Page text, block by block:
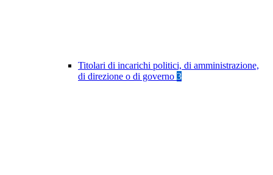
Titolari di incarichi politici, di amministrazione,
di direzione o di governo 3